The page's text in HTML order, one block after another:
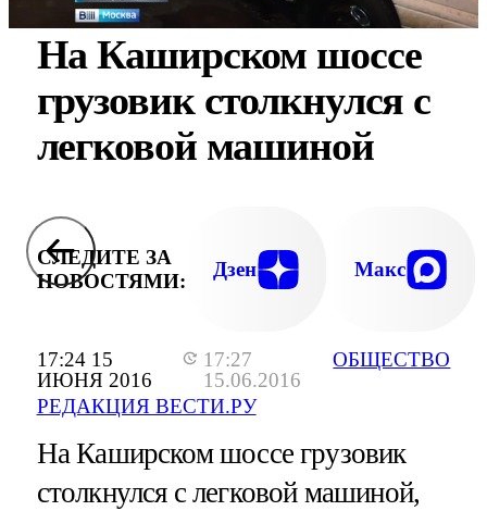
17:24 15
ИЮНЯ 2016
17:27
15.06.2016
РЕДАКЦИЯ ВЕСТИ.РУ
ОБЩЕСТВО
На Каширском шоссе
грузовик столкнулся с
легковой машиной
СЛЕДИТЕ ЗА
НОВОСТЯМИ:
Дзен Макс
На Каширском шоссе грузовик
столкнулся с легковой машиной,